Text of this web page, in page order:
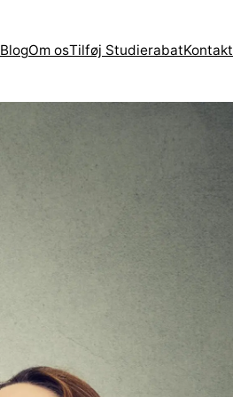
BlogOm osTilføj StudierabatKontakt